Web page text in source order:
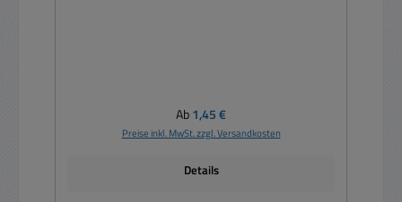
Regulärer Preis:
Ab1,45 €
Preise inkl. MwSt. zzgl. Versandkosten
Details